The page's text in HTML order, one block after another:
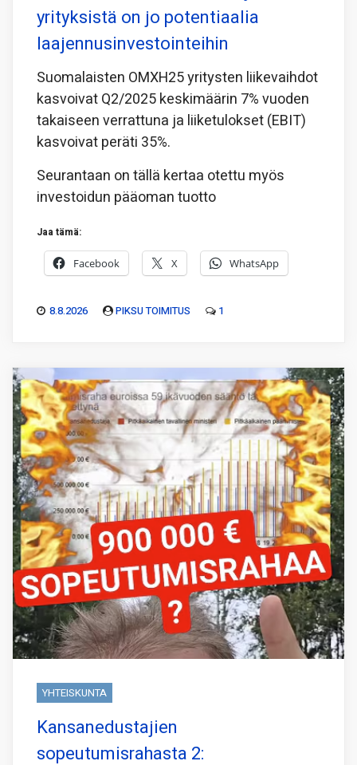
yrityksistä on jo potentiaalia
laajennusinvestointeihin
Suomalaisten OMXH25 yritysten liikevaihdot
kasvoivat Q2/2025 keskimäärin 7% vuoden
takaiseen verrattuna ja liiketulokset (EBIT)
kasvoivat peräti 35%.
Seurantaan on tällä kertaa otettu myös
investoidun pääoman tuotto
Jaa tämä:
Facebook X WhatsApp
8.8.2026 PIKSU TOIMITUS 1
YHTEISKUNTA
Kansanedustajien
sopeutumisrahasta 2: